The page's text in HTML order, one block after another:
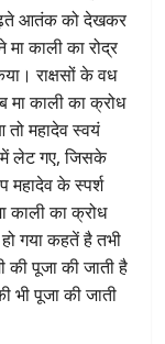
आतंक को देखकर
ने मा काली का रोद्र
राक्षसों के वध
मा काली का क्रोध
महादेव स्वयं
लेट गए, जिसके
महादेव के स्पर्श
काली का क्रोध
हो गया कहतें है तभी
की पूजा की जाती है
भी पूजा की जाती